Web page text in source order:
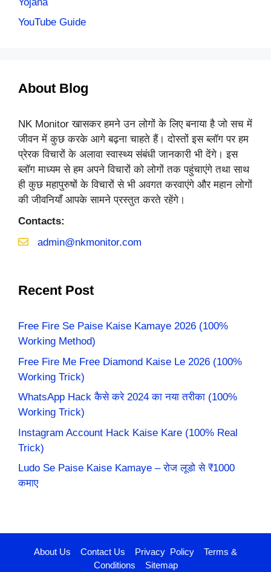
YouTube Guide
About Blog
NK Monitor खासकर हमने उन लोगों के लिए बनाया है जो सच में
जीवन में कुछ करके आगे बढ़ना चाहते हैं। दोस्तों इस ब्लॉग पर हम
प्रेरक विचारों के अलावा स्वास्थ्य संबंधी जानकारी भी देंगे। इस
ब्लॉग माध्यम से हम अपने विचारों को लोगों तक पहुंचाएंगे तथा साथ
ही कुछ महापुरुषों के विचारों से भी अवगत करवाएंगे और महान लोगों
की जीवनियाँ आपके सामने प्रस्तुत करते रहेंगे।
Contacts:
admin@nkmonitor.com
Recent Post
Free Fire Se Paise Kaise Kamaye 2026 (100%
Working Method)
Free Fire Me Free Diamond Kaise Le 2026 (100%
Working Trick)
WhatsApp Hack कैसे करे 2024 का नया तरीका (100%
Working Trick)
Instagram Account Hack Kaise Kare (100% Real
Trick)
Ludo Se Paise Kaise Kamaye – रोज लूडो से ₹1000
कमाए
About Us Contact Us Privacy Policy
Terms &
Conditions
Sitemap